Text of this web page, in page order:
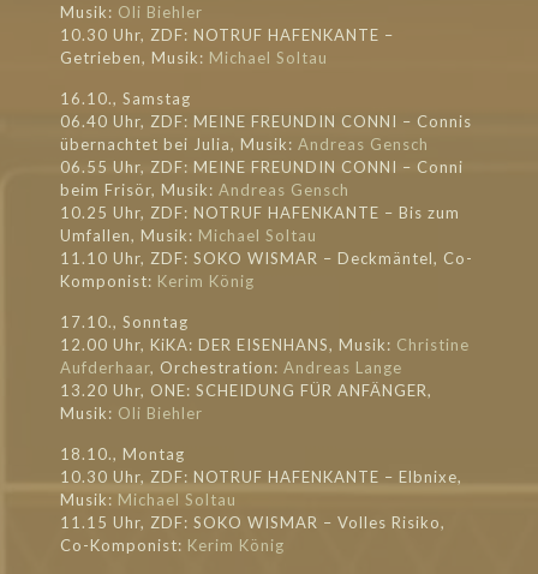
Musik: Oli Biehler
10.30 Uhr, ZDF: NOTRUF HAFENKANTE –
Getrieben, Musik: Michael Soltau
16.10., Samstag
06.40 Uhr, ZDF: MEINE FREUNDIN CONNI – Connis
übernachtet bei Julia, Musik: Andreas Gensch
06.55 Uhr, ZDF: MEINE FREUNDIN CONNI – Conni
beim Frisör, Musik: Andreas Gensch
10.25 Uhr, ZDF: NOTRUF HAFENKANTE – Bis zum
Umfallen, Musik: Michael Soltau
11.10 Uhr, ZDF: SOKO WISMAR – Deckmäntel, Co-
Komponist: Kerim König
17.10., Sonntag
12.00 Uhr, KiKA: DER EISENHANS, Musik: Christine
Aufderhaar, Orchestration: Andreas Lange
13.20 Uhr, ONE: SCHEIDUNG FÜR ANFÄNGER,
Musik: Oli Biehler
18.10., Montag
10.30 Uhr, ZDF: NOTRUF HAFENKANTE – Elbnixe,
Musik: Michael Soltau
11.15 Uhr, ZDF: SOKO WISMAR – Volles Risiko,
Co-Komponist: Kerim König